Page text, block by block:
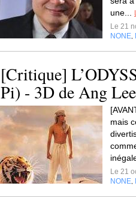
une...
Le 21
NONE
[Critique]
Pi) - 3D de Ang Lee
mais
Le 21
NONE